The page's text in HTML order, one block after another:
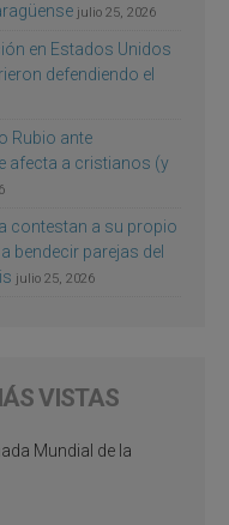
julio 25, 2026
en Estados Unidos
defendiendo el
Rubio ante
afecta a cristianos (y
contestan a su propio
bendecir parejas del
julio 25, 2026
VISTAS
Mundial de la